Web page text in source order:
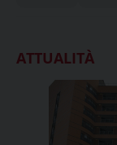
ATTUALITÀ